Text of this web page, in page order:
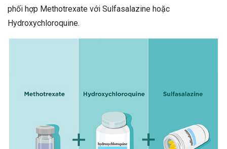
phối hợp Methotrexate với Sulfasalazine hoặc
Hydroxychloroquine.